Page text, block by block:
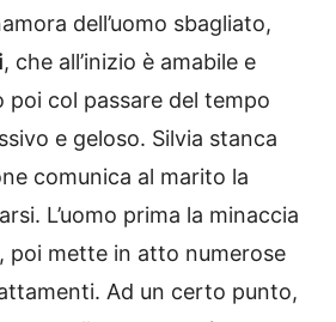
dell’uomo sbagliato,
, che all’inizio è amabile e
poi col passare del tempo
e geloso. Silvia stanca
comunica al marito la
L’uomo prima la minaccia
poi mette in atto numerose
Ad un certo punto,